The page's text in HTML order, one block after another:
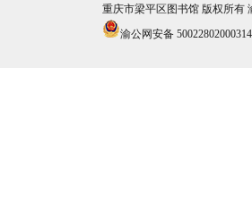
重庆市梁平区图书馆 版权所有
渝公网安备